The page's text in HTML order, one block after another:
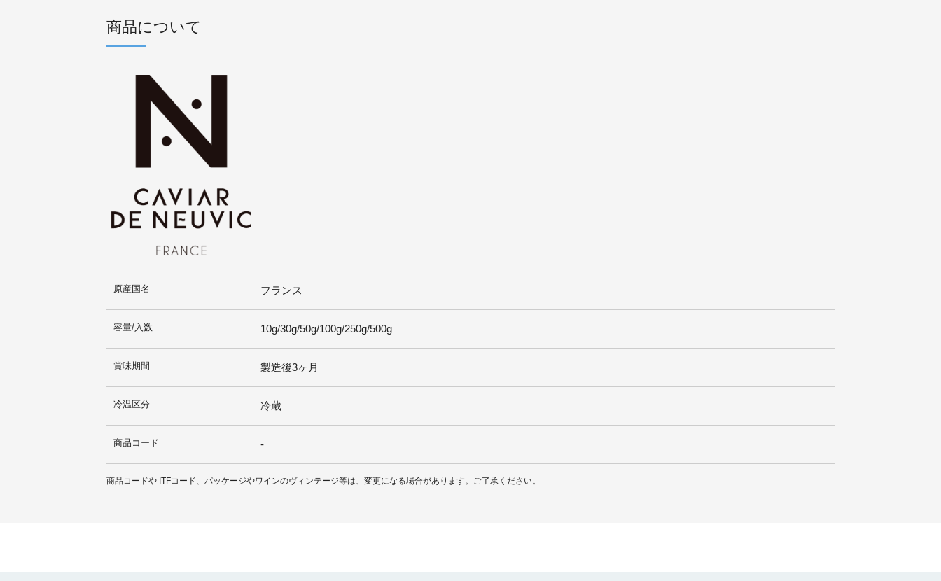
商品について
原産国名 フランス
容量/入数 10g/30g/50g/100g/250g/500g
賞味期間 製造後3ヶ月
冷温区分 冷蔵
商品コード -
商品コードや ITFコード、パッケージやワインのヴィンテージ等は、変更になる場合があります。ご了承ください。